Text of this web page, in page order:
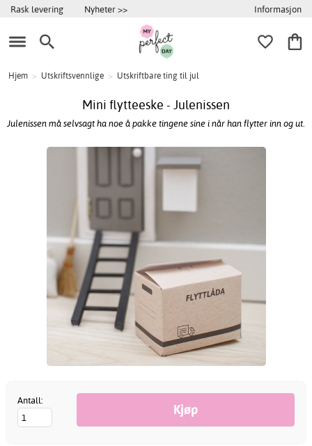
Rask levering Nyheter >> Informasjon
Hjem > Utskriftsvennlige > Utskriftbare ting til jul
Mini flytteeske - Julenissen
Julenissen må selvsagt ha noe å pakke tingene sine i når han flytter inn og ut.
Antall: